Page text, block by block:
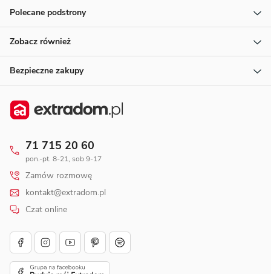
Polecane podstrony
Zobacz również
Bezpieczne zakupy
71 715 20 60
pon.-pt. 8-21, sob 9-17
Zamów rozmowę
kontakt@extradom.pl
Czat online